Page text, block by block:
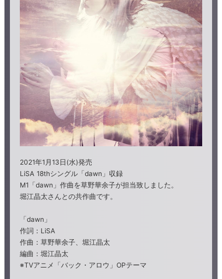
2021年1月13日(水)発売
LiSA 18thシングル「dawn」収録
M1「dawn」作曲を草野華余子が担当致しました。
堀江晶太さんとの共作曲です。
「dawn」
作詞：LiSA
作曲：草野華余子、堀江晶太
編曲：堀江晶太
※TVアニメ「バック・アロウ」OPテーマ